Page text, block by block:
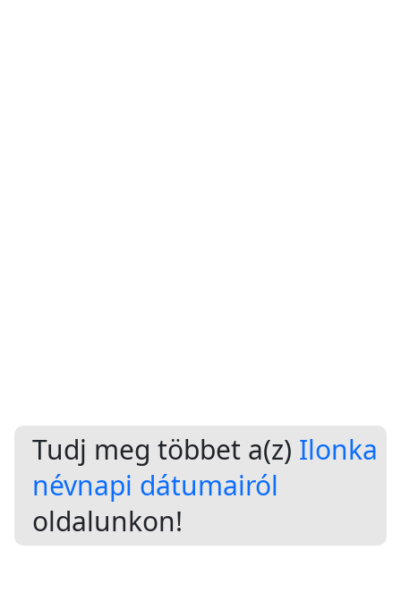
Tudj meg többet a(z) Ilonka
névnapi dátumairól
oldalunkon!